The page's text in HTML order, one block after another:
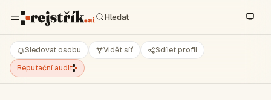
Sledovat osobu Vidět síť
Sdílet profil
Reputační audit